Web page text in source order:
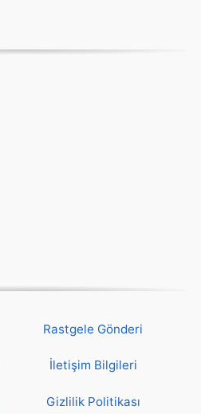
Rastgele Gönderi
İletişim Bilgileri
Gizlilik Politikası